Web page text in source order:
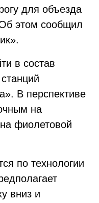
для объезда
этом сообщил
в состав
В перспективе
на
фиолетовой
по технологии
вниз и